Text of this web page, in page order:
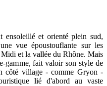
ensoleillé et orienté plein sud,
vue époustouflante sur les
et la vallée du Rhône. Mais
gamme, fait valoir son style de
côté village - comme Gryon -
lié d'abord au vaste